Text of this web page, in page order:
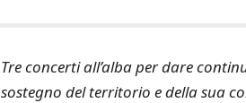
Tre concerti all’alba per dare
sostegno del territorio e della sua